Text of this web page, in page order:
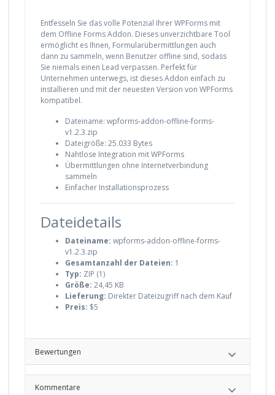
Entfesseln Sie das volle Potenzial Ihrer WPForms mit
dem Offline Forms Addon. Dieses unverzichtbare Tool
ermöglicht es Ihnen, Formularübermittlungen auch
dann zu sammeln, wenn Benutzer offline sind, sodass
Sie niemals einen Lead verpassen. Perfekt für
Unternehmen unterwegs, ist dieses Addon einfach zu
installieren und mit der neuesten Version von WPForms
kompatibel.
Dateiname: wpforms-addon-offline-forms-
v1.2.3.zip
Dateigröße: 25.033 Bytes
Nahtlose Integration mit WPForms
Übermittlungen ohne Internetverbindung
sammeln
Einfacher Installationsprozess
Dateidetails
Dateiname: wpforms-addon-offline-forms-
v1.2.3.zip
Gesamtanzahl der Dateien: 1
Typ: ZIP (1)
Größe: 24,45 KB
Lieferung: Direkter Dateizugriff nach dem Kauf
Preis: $5
Bewertungen
Kommentare